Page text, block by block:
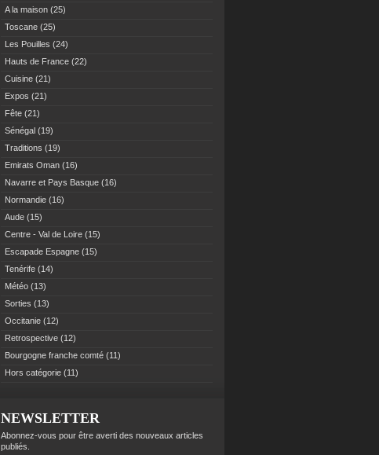
A la maison (25)
Toscane (25)
Les Pouilles (24)
Hauts de France (22)
Cuisine (21)
Expos (21)
Fête (21)
Sénégal (19)
Traditions (19)
Emirats Oman (16)
Navarre et Pays Basque (16)
Normandie (16)
Aude (15)
Centre - Val de Loire (15)
Escapade Espagne (15)
Tenérife (14)
Météo (13)
Sorties (13)
Occitanie (12)
Retrospective (12)
Bourgogne franche comté (11)
Hors catégorie (11)
NEWSLETTER
Abonnez-vous pour être averti des nouveaux articles
publiés.